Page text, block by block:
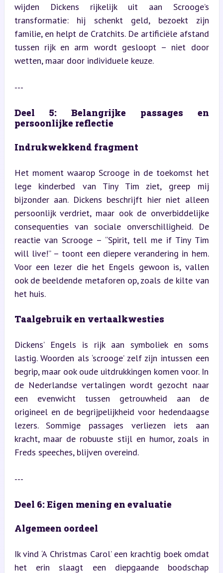
wijden Dickens rijkelijk uit aan Scrooge’s
transformatie: hij schenkt geld, bezoekt zijn
familie, en helpt de Cratchits. De artificiële afstand
tussen rijk en arm wordt gesloopt – niet door
wetten, maar door individuele keuze.
---
Deel 5: Belangrijke passages en
persoonlijke reflectie
Indrukwekkend fragment
Het moment waarop Scrooge in de toekomst het
lege kinderbed van Tiny Tim ziet, greep mij
bijzonder aan. Dickens beschrijft hier niet alleen
persoonlijk verdriet, maar ook de onverbiddelijke
consequenties van sociale onverschilligheid. De
reactie van Scrooge – “Spirit, tell me if Tiny Tim
will live!” – toont een diepere verandering in hem.
Voor een lezer die het Engels gewoon is, vallen
ook de beeldende metaforen op, zoals de kilte van
het huis.
Taalgebruik en vertaalkwesties
Dickens’ Engels is rijk aan symboliek en soms
lastig. Woorden als ‘scrooge’ zelf zijn intussen een
begrip, maar ook oude uitdrukkingen komen voor. In
de Nederlandse vertalingen wordt gezocht naar
een evenwicht tussen getrouwheid aan de
origineel en de begrijpelijkheid voor hedendaagse
lezers. Sommige passages verliezen iets aan
kracht, maar de robuuste stijl en humor, zoals in
Freds speeches, blijven overeind.
---
Deel 6: Eigen mening en evaluatie
Algemeen oordeel
Ik vind ‘A Christmas Carol’ een krachtig boek omdat
het erin slaagt een diepgaande boodschap